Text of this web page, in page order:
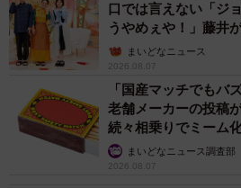
口では言えない「ジ
うやめぇや！」藤井
ん】まいどなニュース
2026.08.07
「国産マッチでもバ
老舗メーカーの投稿
続々相乗りでミーム
まいどなニュース調査部
2026.08.07